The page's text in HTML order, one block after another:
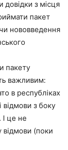
довідки з місця
пакет
нововведення
пакету
важливим:
в республіках
відмови з боку
це не
відмови (поки